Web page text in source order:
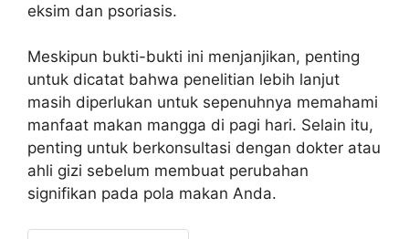
eksim dan psoriasis.
Meskipun bukti-bukti ini menjanjikan, penting
untuk dicatat bahwa penelitian lebih lanjut
masih diperlukan untuk sepenuhnya memahami
manfaat makan mangga di pagi hari. Selain itu,
penting untuk berkonsultasi dengan dokter atau
ahli gizi sebelum membuat perubahan
signifikan pada pola makan Anda.